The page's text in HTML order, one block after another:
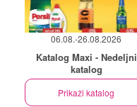
06.08.-26.08.2026
Katalog Maxi - Nedeljni
katalog
Prikaži katalog